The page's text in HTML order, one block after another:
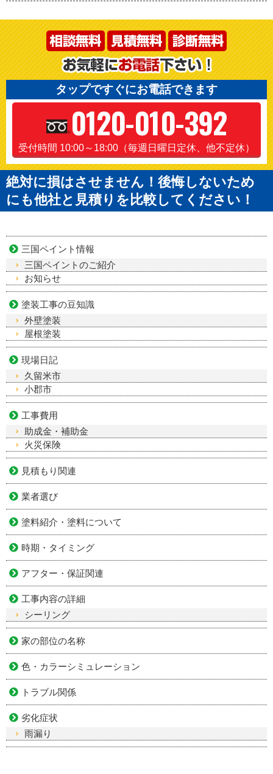
タップですぐにお電話できます
0120-010-392
受付時間 10:00～18:00（毎週日曜日定休、他不定休）
絶対に損はさせません！後悔しないため
にも他社と見積りを比較してください！
三国ペイント情報
三国ペイントのご紹介
お知らせ
塗装工事の豆知識
外壁塗装
屋根塗装
現場日記
久留米市
小郡市
工事費用
助成金・補助金
火災保険
見積もり関連
業者選び
塗料紹介・塗料について
時期・タイミング
アフター・保証関連
工事内容の詳細
シーリング
家の部位の名称
色・カラーシミュレーション
トラブル関係
劣化症状
雨漏り